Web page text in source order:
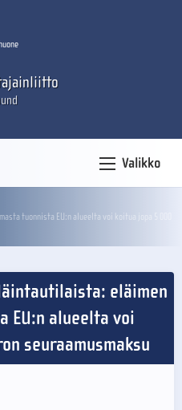
Valikko
tuonnista EU:n alueelta voi koitua jopa 5 000
eläimen
EU:n alueelta voi
seuraamusmaksu